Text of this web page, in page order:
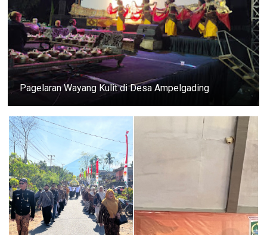
Pagelaran Wayang Kulit di Desa Ampelgading